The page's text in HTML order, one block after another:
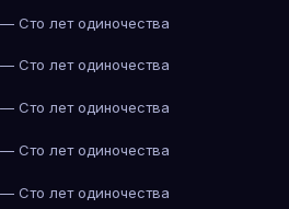
Сто лет одиночества
Сто лет одиночества
Сто лет одиночества
Сто лет одиночества
Сто лет одиночества